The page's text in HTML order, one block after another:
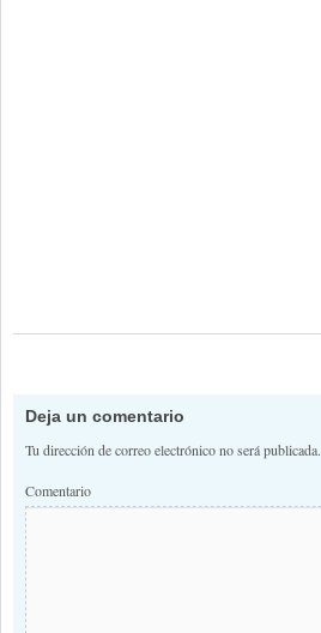
Deja un comentario
Tu dirección de correo electrónico no será publicada.
Comentario